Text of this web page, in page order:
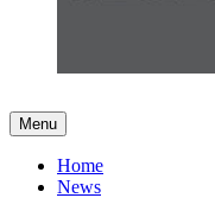
Menu
Home
News